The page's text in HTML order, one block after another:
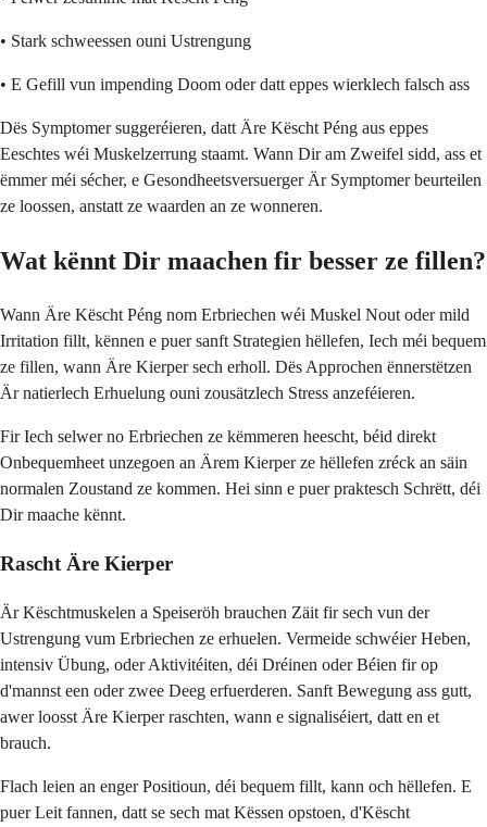
• Stark schweessen ouni Ustrengung
• E Gefill vun impending Doom oder datt eppes wierklech falsch ass
Dës Symptomer suggeréieren, datt Äre Këscht Péng aus eppes
Eeschtes wéi Muskelzerrung staamt. Wann Dir am Zweifel sidd, ass et
ëmmer méi sécher, e Gesondheetsversuerger Är Symptomer beurteilen
ze loossen, anstatt ze waarden an ze wonneren.
Wat kënnt Dir maachen fir besser ze fillen?
Wann Äre Këscht Péng nom Erbriechen wéi Muskel Nout oder mild
Irritation fillt, kënnen e puer sanft Strategien hëllefen, Iech méi bequem
ze fillen, wann Äre Kierper sech erholl. Dës Approchen ënnerstëtzen
Är natierlech Erhuelung ouni zousätzlech Stress anzeféieren.
Fir Iech selwer no Erbriechen ze këmmeren heescht, béid direkt
Onbequemheet unzegoen an Ärem Kierper ze hëllefen zréck an säin
normalen Zoustand ze kommen. Hei sinn e puer praktesch Schrëtt, déi
Dir maache kënnt.
Rascht Äre Kierper
Är Këschtmuskelen a Speiseröh brauchen Zäit fir sech vun der
Ustrengung vum Erbriechen ze erhuelen. Vermeide schwéier Heben,
intensiv Übung, oder Aktivitéiten, déi Dréinen oder Béien fir op
d'mannst een oder zwee Deeg erfuerderen. Sanft Bewegung ass gutt,
awer loosst Äre Kierper raschten, wann e signaliséiert, datt en et
brauch.
Flach leien an enger Positioun, déi bequem fillt, kann och hëllefen. E
puer Leit fannen, datt se sech mat Këssen opstoen, d'Këscht